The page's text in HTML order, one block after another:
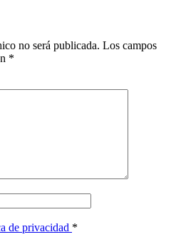
no será publicada. Los campos
*
de privacidad *